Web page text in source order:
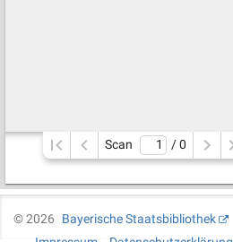
Scan / 0
©2026
Bayerische Staatsbibliothek